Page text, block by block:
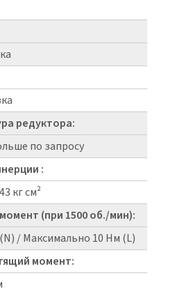
редуктора:
по запросу
:
кг см²
(при 1500 об./мин):
/ Максимально 10 Нм (L)
момент: